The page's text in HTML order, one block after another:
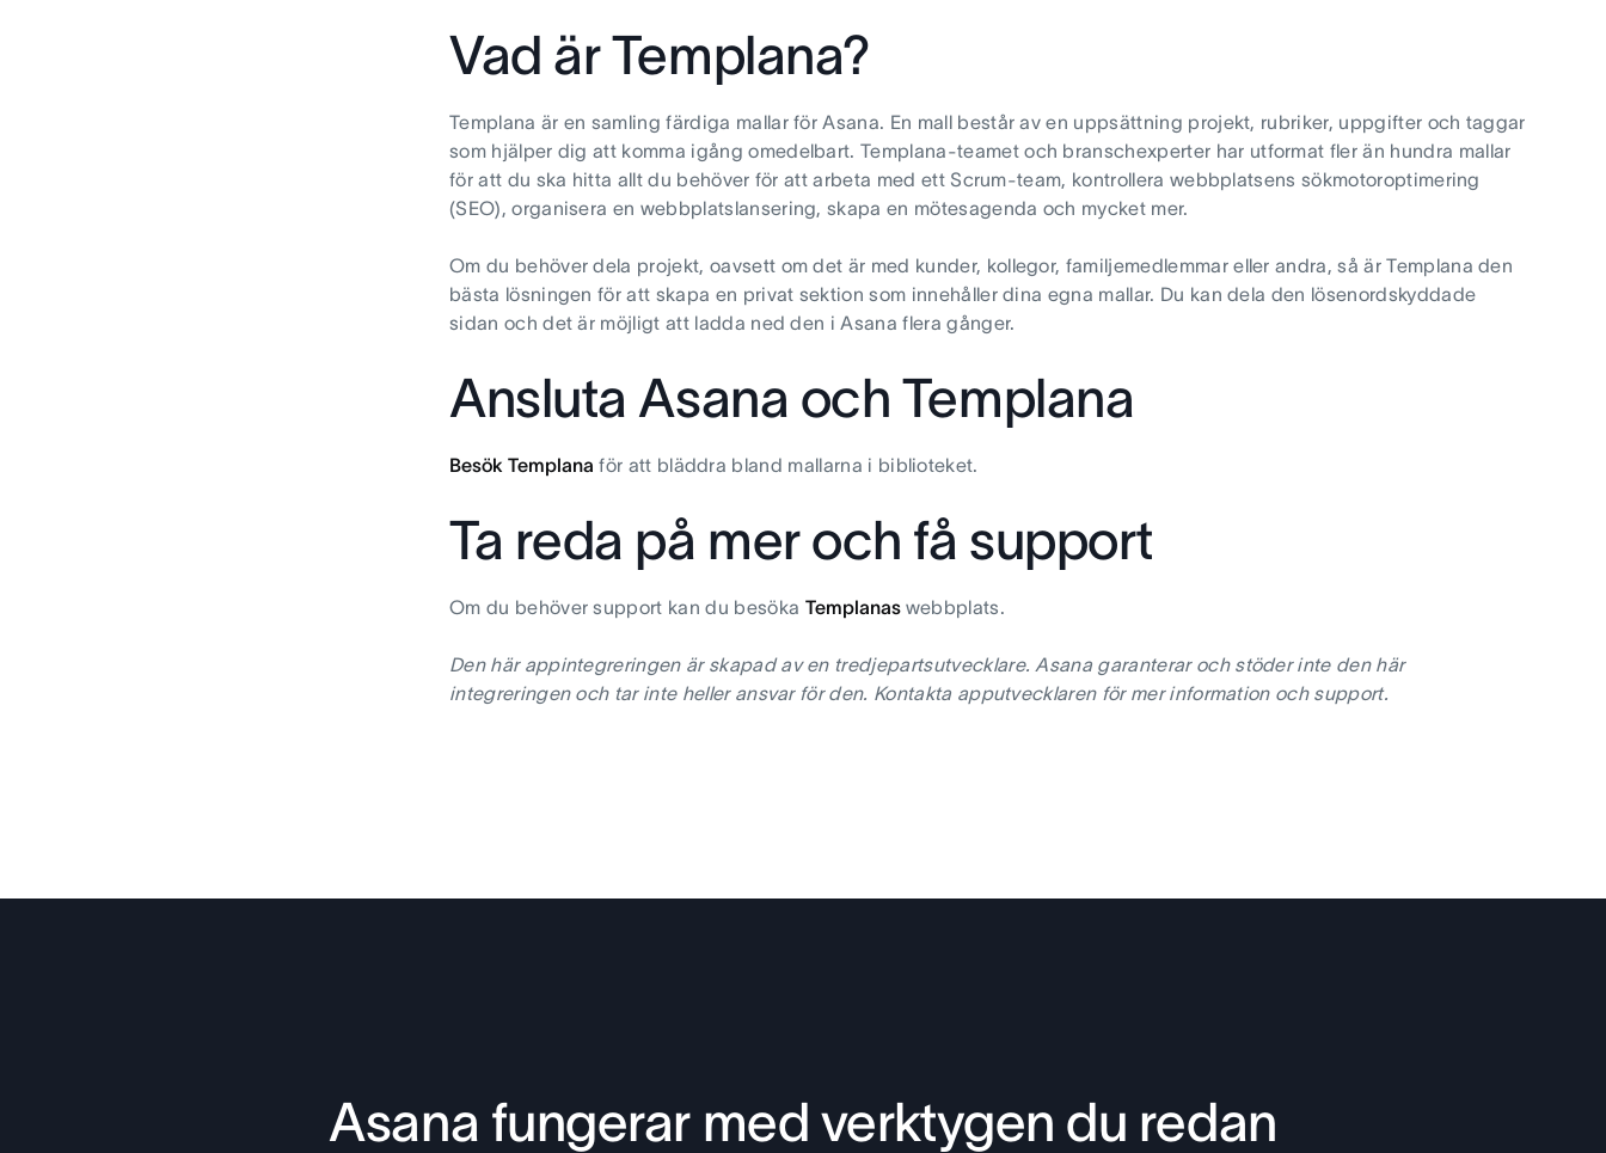
Vad är Templana?
Templana är en samling färdiga mallar för Asana. En mall består av en uppsättning projekt, rubriker, uppgifter och taggar
som hjälper dig att komma igång omedelbart. Templana-teamet och branschexperter har utformat fler än hundra mallar
för att du ska hitta allt du behöver för att arbeta med ett Scrum-team, kontrollera webbplatsens sökmotoroptimering
(SEO), organisera en webbplatslansering, skapa en mötesagenda och mycket mer.
Om du behöver dela projekt, oavsett om det är med kunder, kollegor, familjemedlemmar eller andra, så är Templana den
bästa lösningen för att skapa en privat sektion som innehåller dina egna mallar. Du kan dela den lösenordskyddade
sidan och det är möjligt att ladda ned den i Asana flera gånger.
Ansluta Asana och Templana
Besök Templana för att bläddra bland mallarna i biblioteket.
Ta reda på mer och få support
Om du behöver support kan du besöka Templanaswebbplats.
Den här appintegreringen är skapad av en tredjepartsutvecklare. Asana garanterar och stöder inte den här
integreringen och tar inte heller ansvar för den. Kontakta apputvecklaren för mer information och support.
Asana fungerar med verktygen du redan